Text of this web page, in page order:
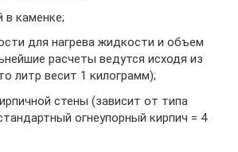
в каменке;
для нагрева жидкости и объем
расчеты ведутся исходя из
литр весит 1 килограмм);
стены (зависит от типа
огнеупорный кирпич = 4